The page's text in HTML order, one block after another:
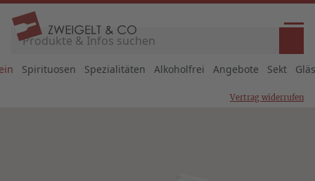
Spirituosen Spezialitäten Alkoholfrei Angebote Sekt
Vertrag widerrufen